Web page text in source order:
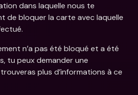
dans laquelle nous te
de bloquer la carte avec laquelle
n’a pas été bloqué et a été
tu peux demander une
plus d’informations à ce